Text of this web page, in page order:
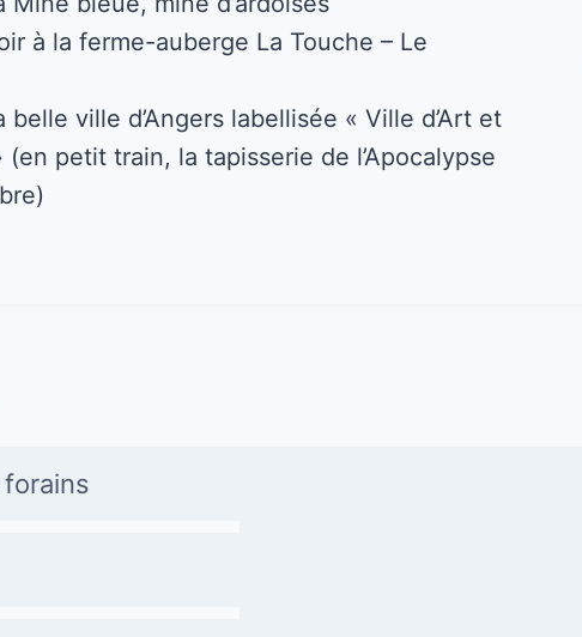
à la ferme-auberge La Touche – Le
belle ville d’Angers labellisée « Ville d’Art et
(en petit train, la tapisserie de l’Apocalypse